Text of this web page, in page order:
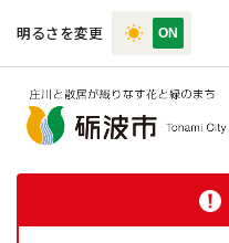
明るさを変更